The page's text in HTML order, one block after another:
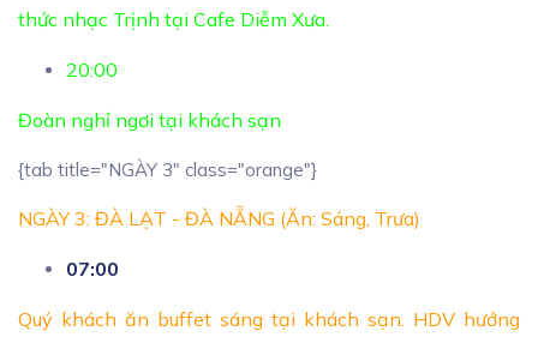
thức nhạc Trịnh tại Cafe Diễm Xưa.
20:00
Đoàn nghỉ ngơi tại khách sạn
{tab title="NGÀY 3" class="orange"}
NGÀY 3: ĐÀ LẠT - ĐÀ NẴNG (Ăn: Sáng, Trưa)
07:00
Quý khách ăn buffet sáng tại khách sạn. HDV hướng